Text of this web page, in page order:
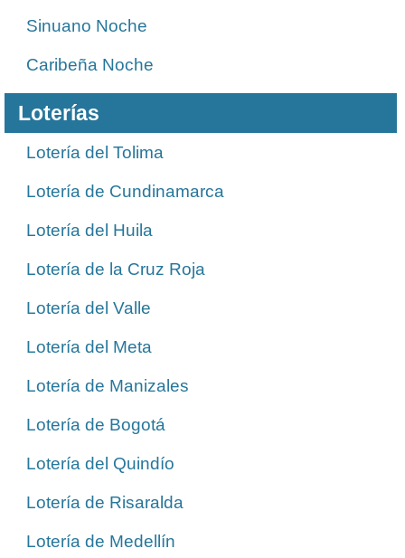
Sinuano Noche
Caribeña Noche
Loterías
Lotería del Tolima
Lotería de Cundinamarca
Lotería del Huila
Lotería de la Cruz Roja
Lotería del Valle
Lotería del Meta
Lotería de Manizales
Lotería de Bogotá
Lotería del Quindío
Lotería de Risaralda
Lotería de Medellín